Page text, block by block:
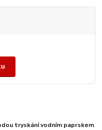
tryskání vodním paprskem